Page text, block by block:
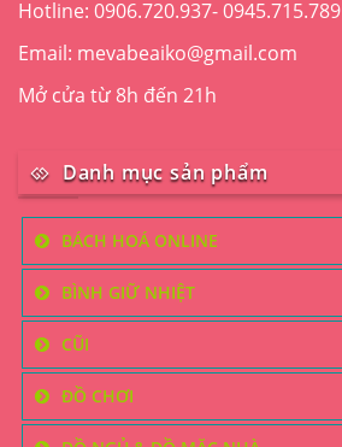
sản
Hotline: 0906.720.937- 0945.715.789
Email: mevabeaiko@gmail.com
Mở cửa từ 8h đến 21h
Danh mục sản phẩm
BÁCH HOÁ ONLINE
BÌNH GIỮ NHIỆT
CŨI
ĐỒ CHƠI